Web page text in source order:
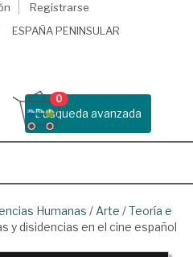
Registrarse
ESPAÑA PENINSULAR
Busqueda avanzada
0
Humanas / Arte /Teoría e
y disidencias en el cine español